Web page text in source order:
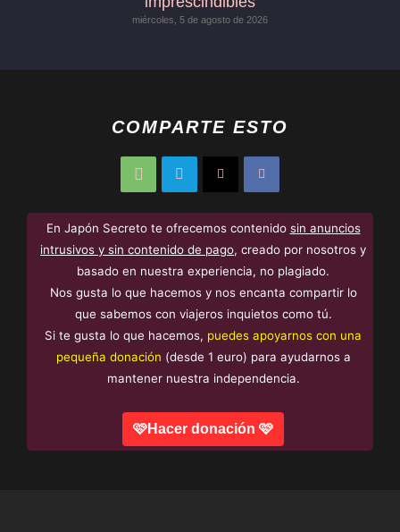
miércoles, 5 de agosto de 2026
COMPARTE ESTO
En Japón Secreto te ofrecemos contenido sin anuncios
intrusivos y sin contenido de pago, creado por nosotros y
basado en nuestra experiencia, no plagiado.
Nos gusta lo que hacemos y nos encanta compartir lo
que sabemos con viajeros inquietos como tú.
Si te gusta lo que hacemos, puedes apoyarnos con una
pequeña donación (desde 1 euro) para ayudarnos a
mantener nuestra independencia.
🩷Hacer donación 🩷